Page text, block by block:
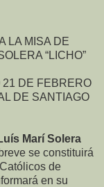
LA MISA DE
“LICHO”
21 DE FEBRERO
DE SANTIAGO
Marí Solera
se constituirá
de
en su